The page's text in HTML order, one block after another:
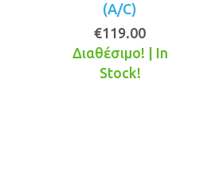
(A/C)
€119.00
Διαθέσιμο! | In
Stock!